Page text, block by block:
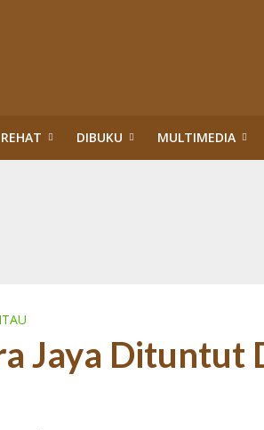
REHAT DIBUKU MULTIMEDIA
KAWASAN HUTAN:”PENERTIBAN” TN
Jaya Dituntut